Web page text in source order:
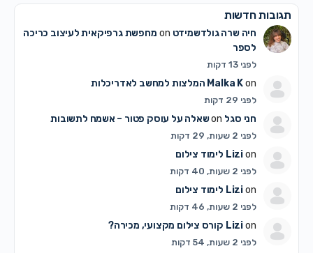
תגובות חדשות
חיה שרה גולדשמידט
מחפשת גרפיקאית לעיצוב כריכה
לספר
לפני 13 דקות
Malka Kon המלצות למחשב לאדריכלות
לפני 29 דקות
חני סגל שאלה על עוסק פטור – אשמח לתשובות
לפני 2 שעות, 29 דקות
Lizion לימוד צילום
לפני 2 שעות, 40 דקות
Lizion לימוד צילום
לפני 2 שעות, 46 דקות
Lizion קורס צילום מקצועי, מכירה?
לפני 2 שעות, 54 דקות